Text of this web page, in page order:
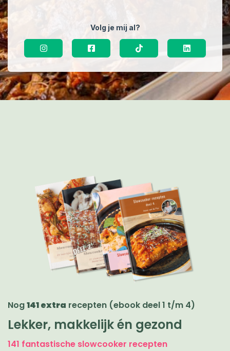
Volg je mij al?
Nog141 extra recepten (ebook deel 1 t/m 4)
Lekker, makkelijk én gezond
141 fantastische slowcooker recepten